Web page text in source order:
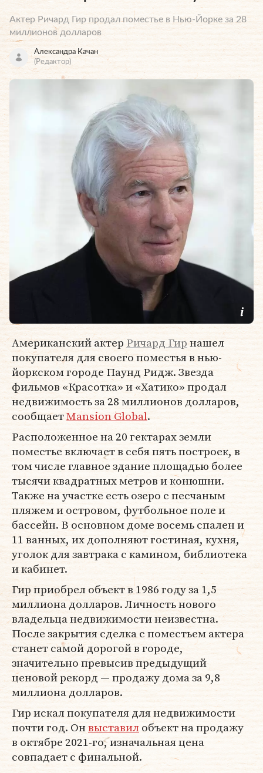
Актер Ричард Гир продал поместье в Нью-Йорке за 28
миллионов долларов
Александра Качан
(Редактор)
Американский актер Ричард Гирнашел
покупателя для своего поместья в нью-
йоркском городе Паунд Ридж. Звезда
фильмов «Красотка» и «Хатико» продал
недвижимость за 28 миллионов долларов,
сообщаетMansion Global.
Расположенное на 20 гектарах земли
поместье включает в себя пять построек, в
том числе главное здание площадью более
тысячи квадратных метров и конюшни.
Также на участке есть озеро с песчаным
пляжем и островом, футбольное поле и
бассейн. В основном доме восемь спален и
11 ванных, их дополняют гостиная, кухня,
уголок для завтрака с камином, библиотека
и кабинет.
Гир приобрел объект в 1986 году за 1,5
миллиона долларов. Личность нового
владельца недвижимости неизвестна.
После закрытия сделка с поместьем актера
станет самой дорогой в городе,
значительно превысив предыдущий
ценовой рекорд — продажу дома за 9,8
миллиона долларов.
Гир искал покупателя для недвижимости
почти год. Онвыставилобъект на продажу
в октябре 2021-го, изначальная цена
совпадает с финальной.